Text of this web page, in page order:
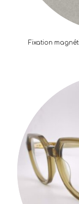
Fixation